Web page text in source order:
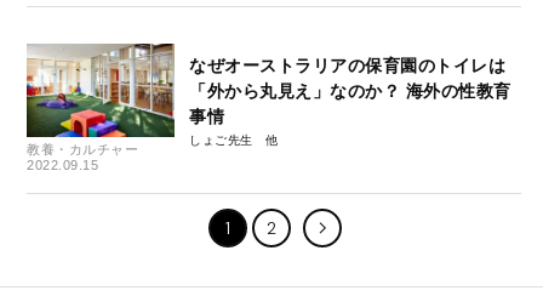
教養・カルチャー
2022.09.15
なぜオーストラリアの保育園のトイレは
「外から丸見え」なのか？ 海外の性教育
事情
しょご先生
1 2